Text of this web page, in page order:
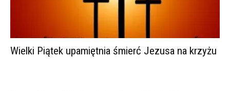
Wielki Piątek upamiętnia śmierć Jezusa na krzyżu